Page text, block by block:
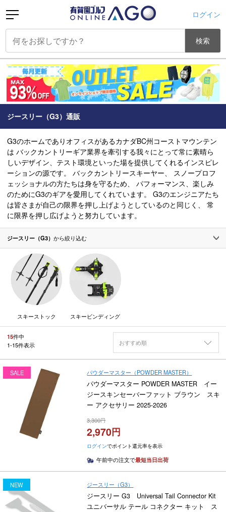
ログイン
検索
ジースリー（G3）通販
G3のホームでありオフィスがあるカナダBC州コーストマウンテン
は バックカントリーギア業界を牽引する我々にとって常に素晴ら
しいデザイン、テスト環境といった場を提供してくれるインスピレ
ーションの源です。 バックカントリースキーヤー、 スノープロフ
ェッショナルの方たちは身を守るため、 パフォーマンス、楽しみ
のためにG3のギアを愛用してくれています。 G3のエンジニアたち
は皆さまが自己の限界を押し上げようとしているのと同じく、 常
に限界を押し広げようと努力しています。
ジースリー（G3） から絞り込む
スキーストック スキービンディング
15件中
1-15件表示 おすすめ順
SALE パウダーマスター（POWDER MASTER）
パウダーマスター POWDER MASTER イー
ジースキンセーバーファット ブラウン スキ
ー アクセサリー 2025-2026
3,300
2,970
ログインでポイント還元率を表示
午前中の注文で最短当日出荷
NEW ジースリー（G3）
ジースリー G3 Universal Tail Connector Kit
ユニバーサル テール コネクター キット ス